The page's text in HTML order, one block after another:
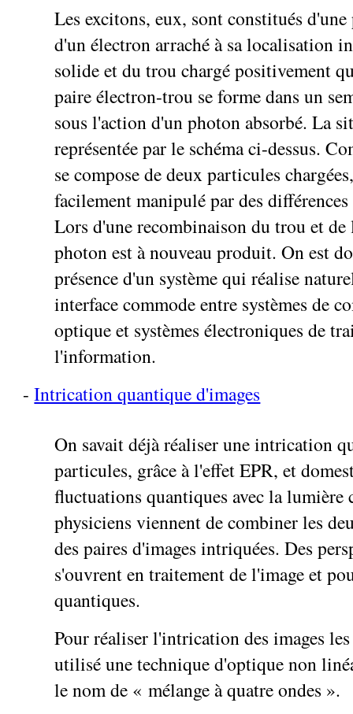
Les excitons, eux, sont constitués
d'un électron arraché à sa localisation
solide et du trou chargé positivement
paire électron-trou se forme dans un
sous l'action d'un photon absorbé. La
représentée par le schéma ci-dessus.
se compose de deux particules
facilement manipulé par des
Lors d'une recombinaison du trou et
photon est à nouveau produit. On est
présence d'un système qui réalise
interface commode entre systèmes de
optique et systèmes électroniques de
l'information.
-Intrication quantique d'images
On savait déjà réaliser une intrication
particules, grâce à l'effet EPR, et
fluctuations quantiques avec la lumière
physiciens viennent de combiner les
des paires d'images intriquées. Des
s'ouvrent en traitement de l'image et
quantiques.
Pour réaliser l'intrication des images
utilisé une technique d'optique non
le nom de « mélange à quatre ondes ».